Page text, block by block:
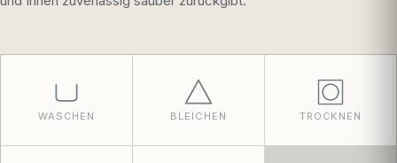
WASCHEN BLEICHEN TROCKNEN